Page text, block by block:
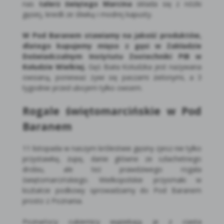
nas
talerz świętego Marcinaskłada się z nóżki
gęsiej, knedli ze śliwką i modrej kapusty.
W Pod Baranem stawiamy na jakość produktów,
dlatego kupujemy mięso z gęsi w Zakładzie
Doświadczalnym Instytutu Zootechniki PIB w
Kołudzie Wielkiej.
Gęś Biała Kołudzka jest nazywana
owsianą, ponieważ żywi się paszami zielonymi, a 3
tygodnie przed ubojem tylko owsem.
Rogale świętomarcińskie w Pod
Baranem
11 listopada w naszym królestwie gęsiny zjesz nie tylko
przystawkę, zupę, danie główne ze szlachetnego
drobiu, ale też prawdziwego rogala
świętomarcińskiego. Wielkopolskie przysmaki w
kształcie podkowy sprowadzamy do Pod Baranem
prosto z Poznania.
Poznańscy cukiernicy wypiekają je z ciasta